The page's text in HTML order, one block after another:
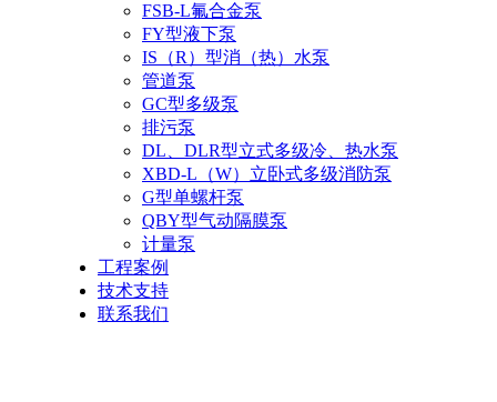
FSB-L氟合金泵
FY型液下泵
IS（R）型消（热）水泵
管道泵
GC型多级泵
排污泵
DL、DLR型立式多级冷、热水泵
XBD-L（W）立卧式多级消防泵
G型单螺杆泵
QBY型气动隔膜泵
计量泵
工程案例
技术支持
联系我们